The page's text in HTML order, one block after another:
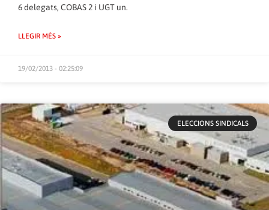
6 delegats, COBAS 2 i UGT un.
LLEGIR MÉS »
19/02/2013 - 02:25:09
ELECCIONS SINDICALS